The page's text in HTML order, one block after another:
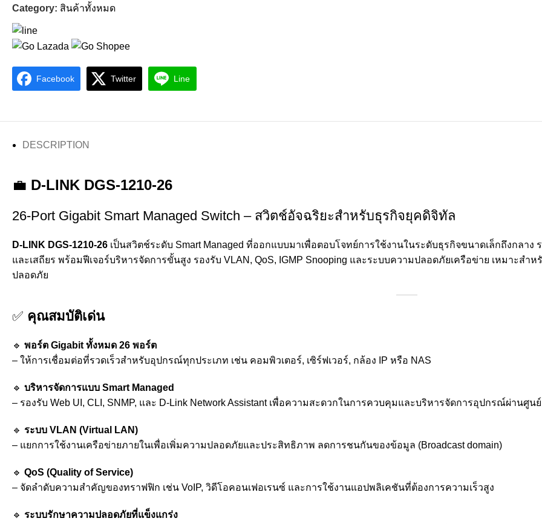
Category: สินค้าทั้งหมด
Facebook Twitter Line
DESCRIPTION
💼 D-LINK DGS-1210-26
26-Port Gigabit Smart Managed Switch – สวิตช์อัจฉริยะสำหรับธุรกิจยุคดิจิทัล
D-LINK DGS-1210-26 เป็นสวิตช์ระดับ Smart Managed ที่ออกแบบมาเพื่อตอบโจทย์การใช้งานในระดับธุรกิจขนาดเล็กถึงกลาง
และเสถียร พร้อมฟีเจอร์บริหารจัดการขั้นสูง รองรับ VLAN, QoS, IGMP Snooping และระบบความปลอดภัยเครือข่าย เหมาะส
ปลอดภัย
✅ คุณสมบัติเด่น
🔹 พอร์ต Gigabit ทั้งหมด 26 พอร์ต
– ให้การเชื่อมต่อที่รวดเร็วสำหรับอุปกรณ์ทุกประเภท เช่น คอมพิวเตอร์, เซิร์ฟเวอร์, กล้อง IP หรือ NAS
🔹 บริหารจัดการแบบ Smart Managed
– รองรับ Web UI, CLI, SNMP, และ D-Link Network Assistant เพื่อความสะดวกในการควบคุมและบริหารจัดการอุปกรณ์ผ่านศูน
🔹 ระบบ VLAN (Virtual LAN)
– แยกการใช้งานเครือข่ายภายในเพื่อเพิ่มความปลอดภัยและประสิทธิภาพ ลดการชนกันของข้อมูล (Broadcast domain)
🔹 QoS (Quality of Service)
– จัดลำดับความสำคัญของทราฟฟิก เช่น VoIP, วิดีโอคอนเฟอเรนซ์ และการใช้งานแอปพลิเคชันที่ต้องการความเร็วสูง
🔹 ระบบรักษาความปลอดภัยที่แข็งแกร่ง